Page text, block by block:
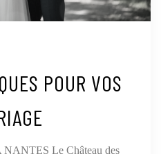
POUR VOS
Le Château des